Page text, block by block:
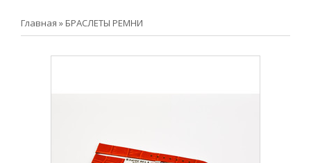
Главная » БРАСЛЕТЫ РЕМНИ